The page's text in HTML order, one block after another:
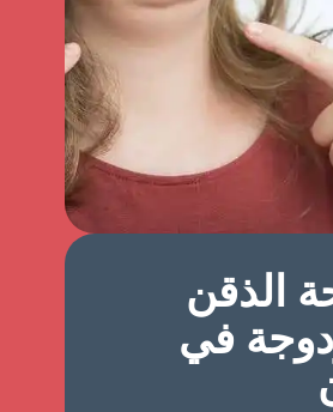
الذقن
في